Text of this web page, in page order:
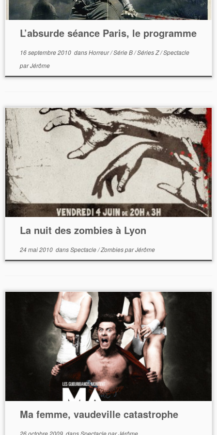
L’absurde séance Paris, le programme
16 septembre 2010dansHorreur/Série B/Séries Z/Spectacle
parJérôme
La nuit des zombies à Lyon
24 mai 2010dansSpectacle/ZombiesparJérôme
Ma femme, vaudeville catastrophe
26 octobre 2009dansSpectacleparJérôme